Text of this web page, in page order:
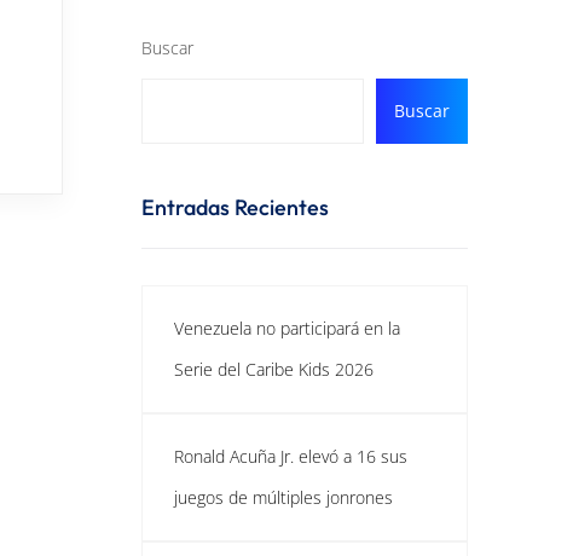
Buscar
Buscar
Entradas Recientes
Venezuela no participará en la
Serie del Caribe Kids 2026
Ronald Acuña Jr. elevó a 16 sus
juegos de múltiples jonrones